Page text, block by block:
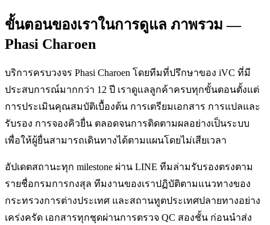
ขั้นตอนของเราในการดูแล ภาพรวม —
Phasi Charoen
บริการครบวงจร Phasi Charoen โดยทีมที่ปรึกษาของ iVC ที่มี
ประสบการณ์มากกว่า 12 ปี เราดูแลลูกค้าครบทุกขั้นตอนตั้งแต่
การประเมินคุณสมบัติเบื้องต้น การเตรียมเอกสาร การแปลและ
รับรอง การจองคิวยื่น ตลอดจนการติดตามผลอย่างเป็นระบบ
เพื่อให้ผู้ยื่นสามารถเดินทางได้ตามแผนโดยไม่เสียเวลา
อัปเดตสถานะทุก milestone ผ่าน LINE ทีมล่ามรับรองตรงตาม
รายชื่อกรมการกงสุล ทีมงานของเราปฏิบัติตามแนวทางของ
กระทรวงการต่างประเทศ และสถานทูตประเทศปลายทางอย่าง
เคร่งครัด เอกสารทุกชุดผ่านการตรวจ QC สองชั้น ก่อนนำส่ง